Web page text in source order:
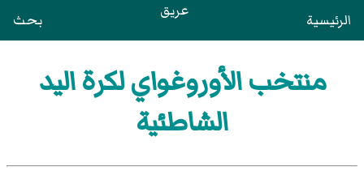
الرئيسية عريق بحث
منتخب الأوروغواي لكرة اليد
الشاطئية